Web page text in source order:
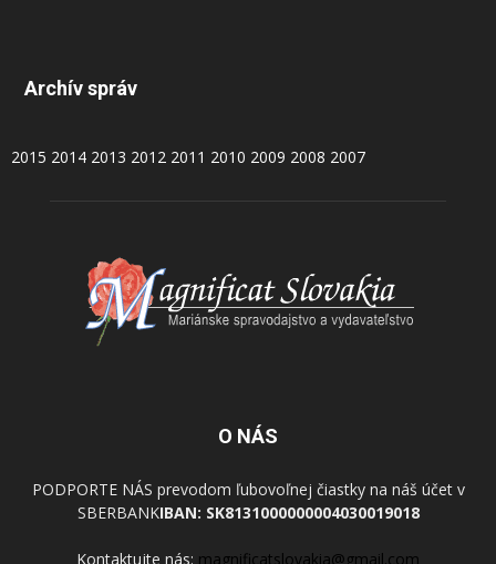
Archív správ
2015 2014 2013 2012 2011 2010 2009 2008 2007
O NÁS
PODPORTE NÁS prevodom ľubovoľnej čiastky na náš účet v
SBERBANKIBAN: SK8131000000004030019018
Kontaktujte nás: magnificatslovakia@gmail.com